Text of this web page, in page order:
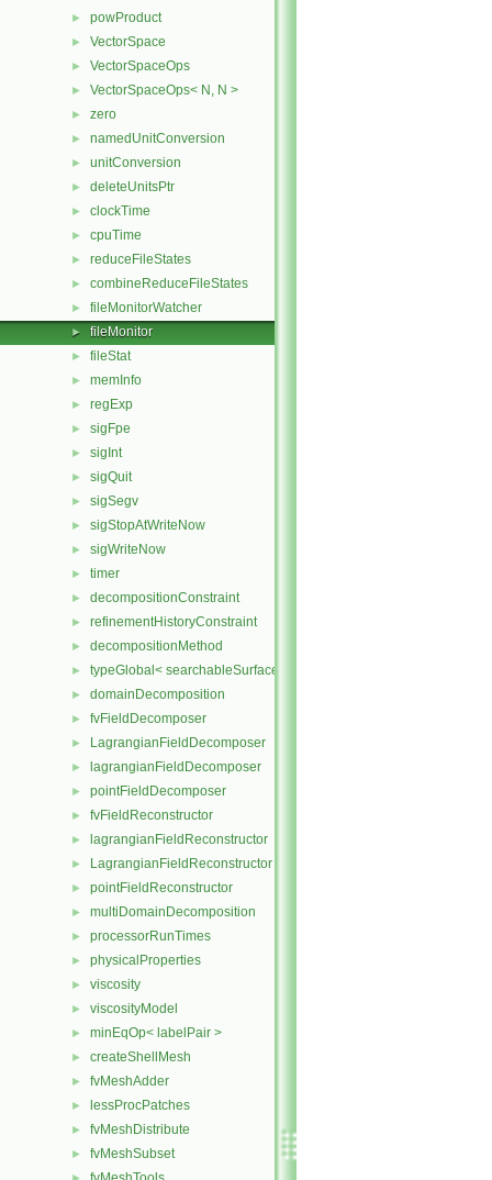
► powProduct
► VectorSpace
► VectorSpaceOps
► VectorSpaceOps< N, N >
► zero
► namedUnitConversion
► unitConversion
► deleteUnitsPtr
► clockTime
► cpuTime
► reduceFileStates
► combineReduceFileStates
► fileMonitorWatcher
► fileMonitor
► fileStat
► memInfo
► regExp
► sigFpe
► sigInt
► sigQuit
► sigSegv
► sigStopAtWriteNow
► sigWriteNow
► timer
► decompositionConstraint
► refinementHistoryConstraint
► decompositionMethod
► typeGlobal< searchableSurfaces::distributedTriSurface >
► domainDecomposition
► fvFieldDecomposer
► LagrangianFieldDecomposer
► lagrangianFieldDecomposer
► pointFieldDecomposer
► fvFieldReconstructor
► lagrangianFieldReconstructor
► LagrangianFieldReconstructor
► pointFieldReconstructor
► multiDomainDecomposition
► processorRunTimes
► physicalProperties
► viscosity
► viscosityModel
► minEqOp< labelPair >
► createShellMesh
► fvMeshAdder
► lessProcPatches
► fvMeshDistribute
► fvMeshSubset